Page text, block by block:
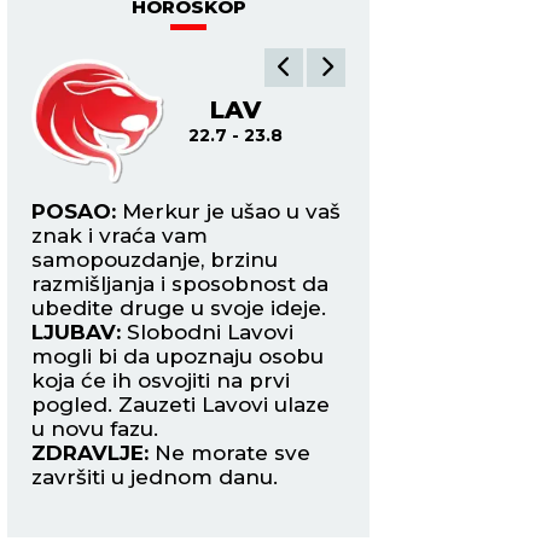
HOROSKOP
LAV
22.7 - 23.8
POSAO: Merkur je ušao u vaš
znak i vraća vam
samopouzdanje, brzinu
razmišljanja i sposobnost da
ubedite druge u svoje ideje.
LJUBAV: Slobodni Lavovi
mogli bi da upoznaju osobu
koja će ih osvojiti na prvi
pogled. Zauzeti Lavovi ulaze
u novu fazu.
ZDRAVLJE: Ne morate sve
završiti u jednom danu.